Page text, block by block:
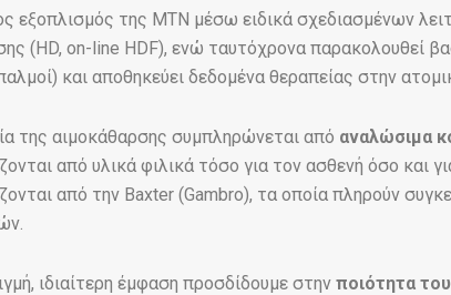
εξοπλισμός της ΜΤΝ μέσω ειδικά σχεδιασμένων
(HD, on-line HDF), ενώ ταυτόχρονα παρακολουθεί
και αποθηκεύει δεδομένα θεραπείας στην
της αιμοκάθαρσης συμπληρώνεται από αναλώσιμα
από υλικά φιλικά τόσο για τον ασθενή όσο και
από την Baxter (Gambro), τα οποία πληρούν
ιδιαίτερη έμφαση προσδίδουμε στην ποιότητα